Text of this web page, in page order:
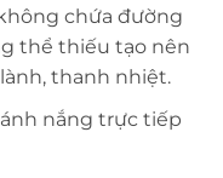
chứa đường
thể thiếu tạo nên
thanh nhiệt.
nắng trực tiếp